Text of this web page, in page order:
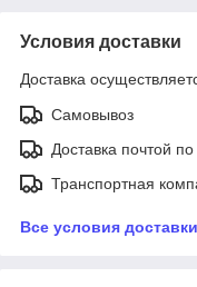
Условия доставки
Доставка
Самовывоз
Доставка почтой
Транспортная
Все условия доставки